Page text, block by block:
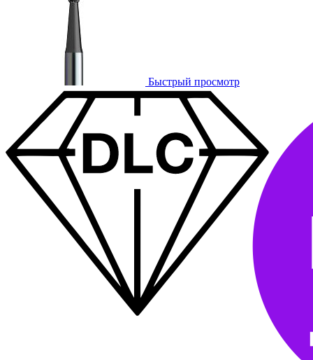
Быстрый просмотр